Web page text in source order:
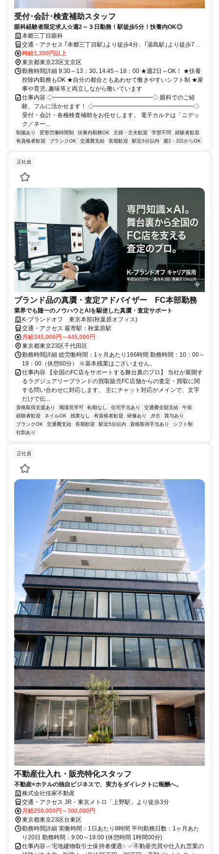
受付･会計･検査補助スタッフ
眼科経験者限定求人☆週2～３日勤務！駅徒歩5分！扶養内OK◎
本郷三丁目眼科
交通・アクセス ｢本郷三丁目駅｣より徒歩4分、｢湯島駅｣より徒歩7
分、｢御茶ノ水駅｣より徒歩10分 ◆自転車通勤ＯＫ！（バイク不可）
時給1,350円以上
東京都東京23区文京区
勤務時間詳細 9:30～13：30､14:45～18：00 ★週2日～OK！ ★扶養
控除内勤務もOK ★自分の都合ともあわせて働きやすいシフト制 ★家
事や育児､趣味等と両立しながら働いています
仕事内容 ◇━━━━━━━━━━━━━━━━━◇ 眼科でのご経
験、フルに活かせます！ ◇━━━━━━━━━━━━━━━━━◇
受付・会計・各種検査補助をお任せします。 電子カルテは「ニデッ
ク／ネー...
制服あり 変形労働時間制 扶養内勤務OK 主婦・主夫歓迎 学歴不問
経験者歓迎
有資格者歓迎
ブランクOK 交通費支給 長期歓迎 駅近5分以内 週2・3日からOK
正社員
ブランド品の真贋・査定アドバイザー FC本部勤務
業界でも随一のノウハウとAIを駆使した真贋・査定サポート
K-ブランドオフ 東京本部(秋葉原オフィス)
交通・アクセス 最寄駅：秋葉原駅
月給345,000円～445,000円
東京都東京23区千代田区
勤務時間詳細 総労働時間：1ヶ月あたり166時間 勤務時間：10：00～
19：00（休憩60分） ※基本残業はございません。
仕事内容 【全国のFC店をサポートする舞台裏のプロ】 当社が展開す
るラグジュアリーブランドの買取販売FC店舗からの査定・買取に関
する問い合わせに対応します。 主にチャット対応がメインで、文字
だけで伝...
資格取得支援あり 職場見学可 転勤なし 住宅手当あり 交通費全額支給
午前
経験者歓迎
ネイルOK 残業なし 有資格者歓迎 研修あり 夕方
賞与あり
ブランクOK
交通費支給 長期歓迎 駅近5分以内 資格取得手当あり
シフト制
社割あり
正社員
不動産仕入れ・販売特化スタッフ
不動産×ホテルの独自ビジネスで、実力をダイレクトに報酬へ。
株式会社佳家不動産
交通・アクセス JR・東京メトロ「上野駅」より徒歩3分
月給250,000円～300,000円
東京都東京23区台東区
勤務時間詳細 実働時間：1日あたり8時間 平均勤務日数：1ヶ月あた
り20日 勤務時間：9:00～18:00 (休憩時間 1時間00分)
仕事内容 ✅宅地建物取引士保持者優遇✨ ✅不動産売買や仕入れ営業の